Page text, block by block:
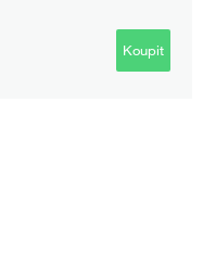
Koupit